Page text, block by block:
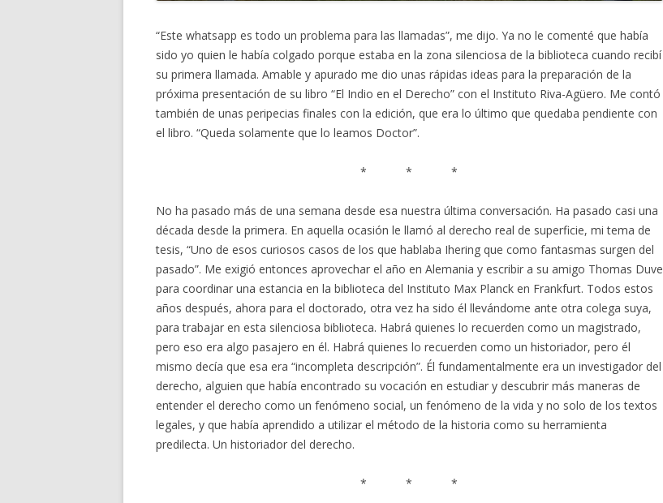
“Este whatsapp es todo un problema para las llamadas”, me dijo. Ya no le comenté que había
sido yo quien le había colgado porque estaba en la zona silenciosa de la biblioteca cuando recibí
su primera llamada. Amable y apurado me dio unas rápidas ideas para la preparación de la
próxima presentación de su libro “El Indio en el Derecho” con el Instituto Riva-Agüero. Me contó
también de unas peripecias finales con la edición, que era lo último que quedaba pendiente con
el libro. “Queda solamente que lo leamos Doctor”.
* * *
No ha pasado más de una semana desde esa nuestra última conversación. Ha pasado casi una
década desde la primera. En aquella ocasión le llamó al derecho real de superficie, mi tema de
tesis, “Uno de esos curiosos casos de los que hablaba Ihering que como fantasmas surgen del
pasado”. Me exigió entonces aprovechar el año en Alemania y escribir a su amigo Thomas Duve
para coordinar una estancia en la biblioteca del Instituto Max Planck en Frankfurt. Todos estos
años después, ahora para el doctorado, otra vez ha sido él llevándome ante otra colega suya,
para trabajar en esta silenciosa biblioteca. Habrá quienes lo recuerden como un magistrado,
pero eso era algo pasajero en él. Habrá quienes lo recuerden como un historiador, pero él
mismo decía que esa era “incompleta descripción”. Él fundamentalmente era un investigador del
derecho, alguien que había encontrado su vocación en estudiar y descubrir más maneras de
entender el derecho como un fenómeno social, un fenómeno de la vida y no solo de los textos
legales, y que había aprendido a utilizar el método de la historia como su herramienta
predilecta. Un historiador del derecho.
* * *